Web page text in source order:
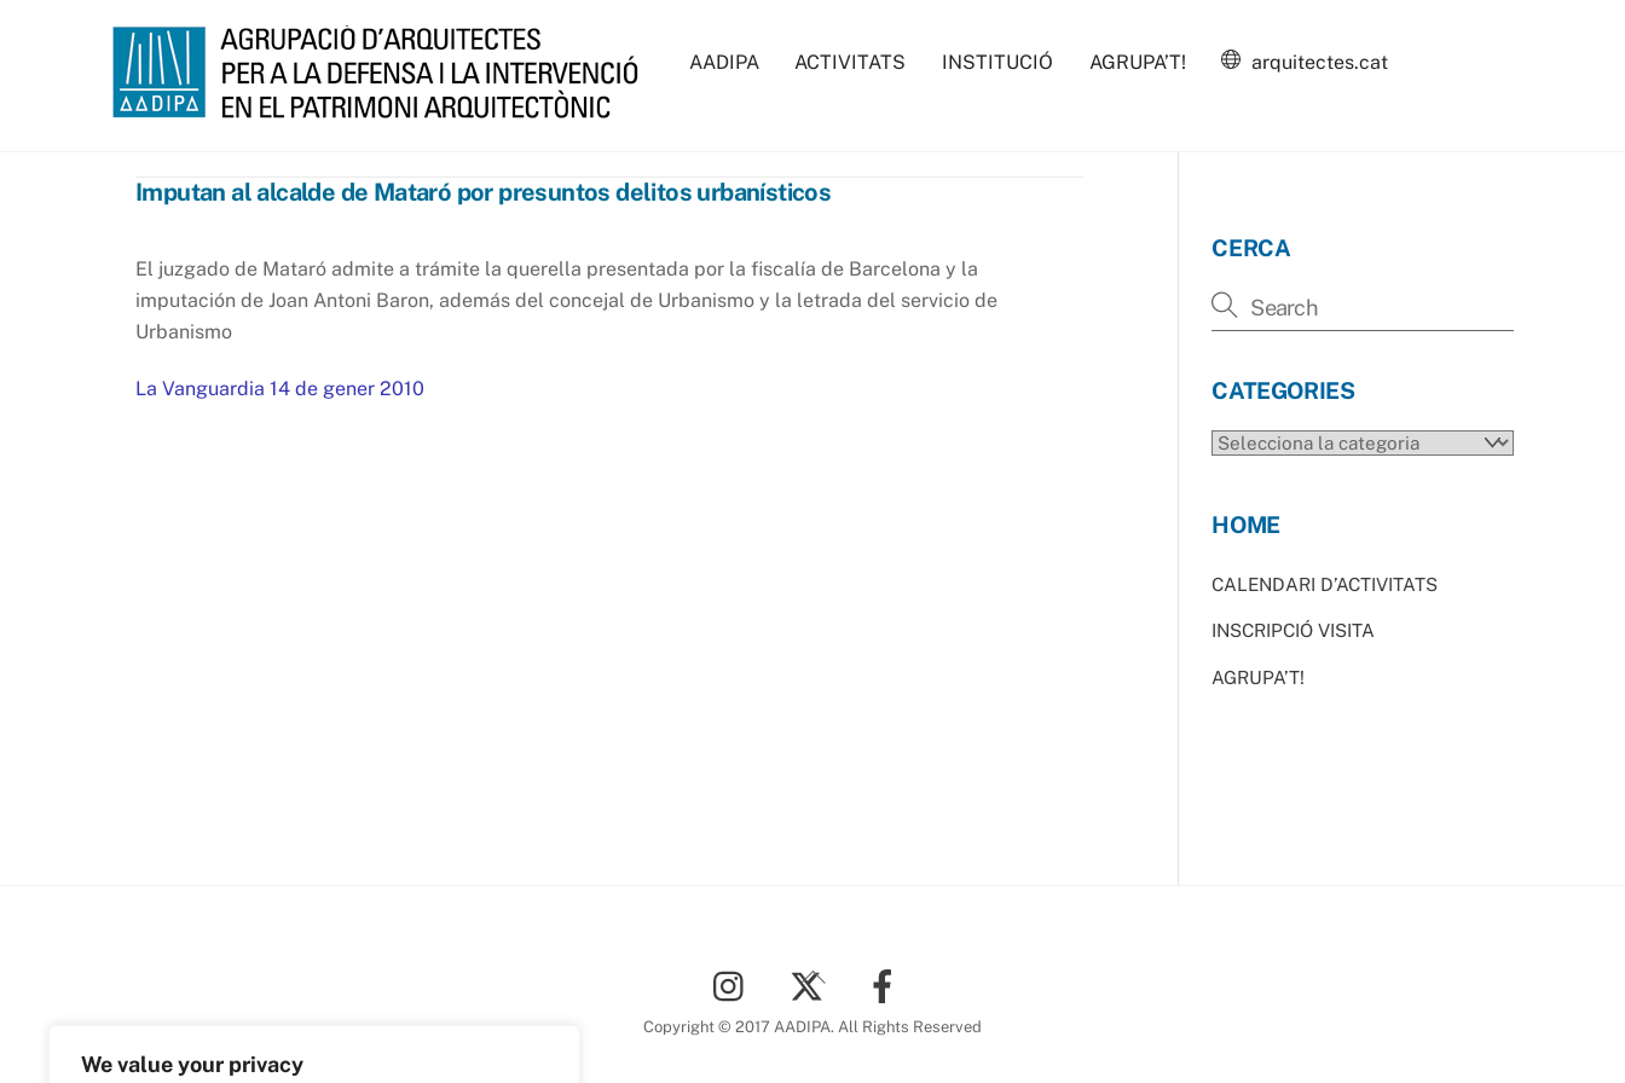
We value your privacy
AADIPA ACTIVITATS INSTITUCIÓ AGRUPA’T! arquitectes.cat
Imputan al alcalde de Mataró por presuntos delitos urbanísticos
El juzgado de Mataró admite a trámite la querella presentada por la fiscalía de Barcelona y la
imputación de Joan Antoni Baron, además del concejal de Urbanismo y la letrada del servicio de
Urbanismo
La Vanguardia 14 de gener 2010
CERCA
CATEGORIES
CATEGORIES
HOME
CALENDARI D’ACTIVITATS
INSCRIPCIÓ VISITA
AGRUPA’T!
To
Top
Copyright © 2017 AADIPA. All Rights Reserved